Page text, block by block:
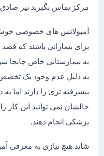
مرکز تماس بگیرند نیز
آمبولانس های خصوصی
برای بیمارانی باشند که
به بیمارستانی خاص جابجا
به دلیل عدم وجود یک تخصص
پیشرفته تری را دارند اما
حالشان نمی توانند این کار
پزشکی انجام دهند.
شاید هیچ نیازی به معرفی